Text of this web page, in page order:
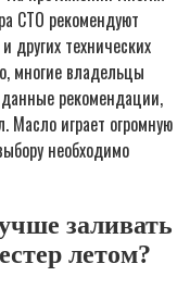
СТО рекомендуют
других технических
многие владельцы
рекомендации,
Масло играет огромную
необходимо
заливать
летом?